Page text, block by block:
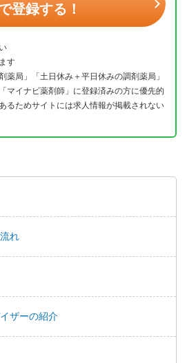
登録する！
す
薬局」「土日休み＋平日休みの調剤薬局」
マイナビ薬剤師」に登録済みの方に優先的
るためサイトには求人情報が掲載されない
れ
ザーの紹介